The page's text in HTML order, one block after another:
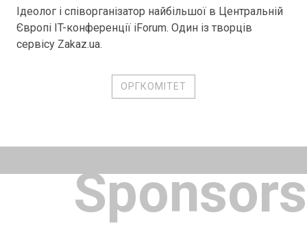
Ідеолог і співорганізатор найбільшої в Центральній
Європі IT-конференції iForum. Один із творців
сервісу Zakaz.ua.
ОРГКОМІТЕТ
Sponsors